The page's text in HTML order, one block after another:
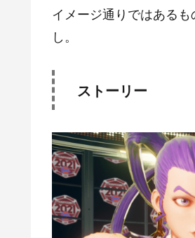
イメージ通りではある
し。
ストーリー